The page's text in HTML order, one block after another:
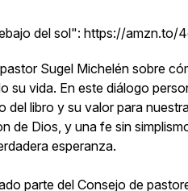
del sol": https://amzn.to/
Sugel Michelén sobre
su vida. En este diálogo
del libro y su valor para
de Dios, y una fe sin
esperanza.
parte del Consejo de